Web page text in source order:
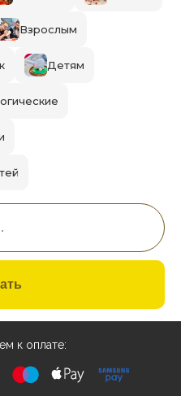
Взрослым
Детям
к оплате: